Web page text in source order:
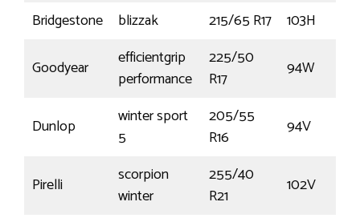
Bridgestone
blizzak 215/65 R17
103H
Goodyear
efficientgrip
performance
225/50
R17
94W
Dunlop
winter sport
5
205/55
R16
94V
Pirelli
scorpion
winter
255/40
R21
102V